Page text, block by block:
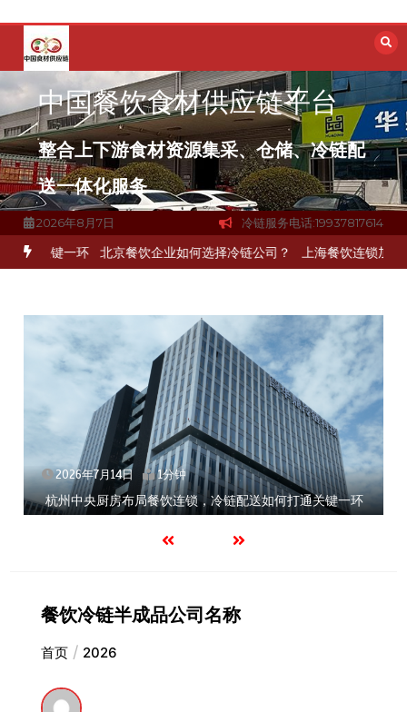
容
中国餐饮食材供应链平台
整合上下游食材资源集采、仓储、冷链配
送一体化服务
2026年8月7日 冷链服务电话:19937817614
关键一环 北京餐饮企业如何选择冷链公司？ 上海餐饮连锁加速，冷
2026年7月14日 1分钟
杭州中央厨房布局餐饮连锁，冷链配送如何打通关键一环
餐饮冷链半成品公司名称
首页 2026